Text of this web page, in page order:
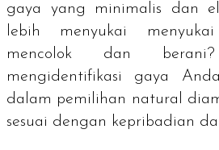
gaya yang minimalis dan
lebih menyukai
mencolok dan
mengidentifikasi gaya
dalam pemilihan natural
sesuai dengan kepribadian